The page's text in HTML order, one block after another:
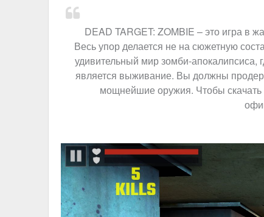
DEAD TARGET: ZOMBIE – это игра в
Весь упор делается не на сюжетную
удивительный мир зомби-апокалипсиса,
является выживание. Вы должны
мощнейшие оружия. Чтобы